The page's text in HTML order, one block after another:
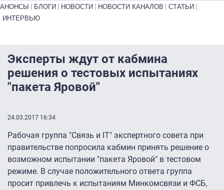
Primary links bottom
АНОНСЫ БЛОГИ НОВОСТИ НОВОСТИ КАНАЛОВ
СТАТЬИ
ИНТЕРВЬЮ
Эксперты ждут от кабмина
решения о тестовых испытаниях
"пакета Яровой"
24.03.2017 16:34
Рабочая группа "Связь и IT" экспертного совета при
правительстве попросила кабмин принять решение о
возможном испытании "пакета Яровой" в тестовом
режиме. В случае положительного ответа группа
просит привлечь к испытаниям Минкомсвязи и ФСБ,